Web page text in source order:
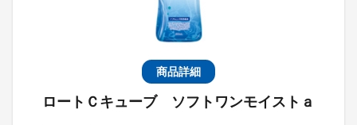
商品詳細
ロートＣキューブ ソフトワンモイストａ